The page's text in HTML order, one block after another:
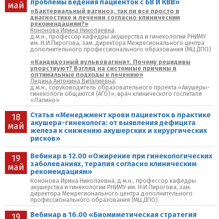
май
проблемы ведения пациенток с БВ И КВВ»
«Бактериальный вагиноз, так ли все просто в
диагностике и лечении согласно клиническим
рекомендациям?»
Кононова Ирина Николаевна,
д.м.н., профессор кафедры акушерства и гинекологии РНИМУ
им. Н.И.Пирогова, зам. директора Межрегионального центра
дополнительного профессионального образования (МЦ ДПО)
«Кандидозный вульвовагинит. Почему рецидивы
упорствуют? Взгляд на системные причины и
оптимальные подходы к лечению»
Ледина Антонина Виталиевна,
д.м.н., соруководитель образовательного проекта «Акушеры-
гинекологи общаются (АГО)», врач клинического госпиталя
«Лапино»
18
май
Статья «Менеджмент крови пациенток в практике
акушера-гинеколога: от выявления дефицита
железа к снижению акушерских и хирургических
рисков»
19
май
Вебинар в 12.00 «Ожирение при гинекологических
заболеваниях, терапия согласно клиническим
рекомендациям»
Кононова Ирина Николаевна, д.м.н., профессор кафедры
акушерства и гинекологии РНИМУ им. Н.И.Пирогова, зам.
директора Межрегионального центра дополнительного
профессионального образования (МЦ ДПО)
Вебинар в 16.00 «Биомиметическая стратегия